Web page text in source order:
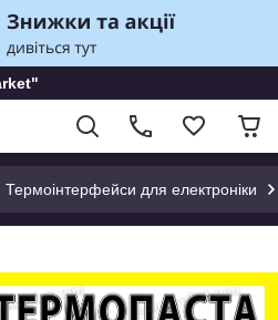
Термоінтерфейси для електроніки